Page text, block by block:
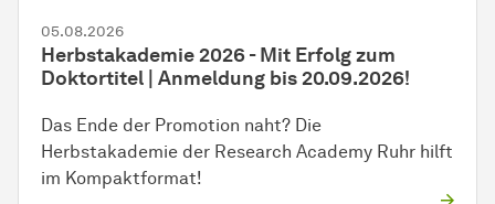
05.08.2026
Herbstakademie 2026 - Mit Erfolg zum
Doktortitel | Anmeldung bis 20.09.2026!
Das Ende der Promotion naht? Die
Herbstakademie der Research Academy Ruhr hilft
im Kompaktformat!